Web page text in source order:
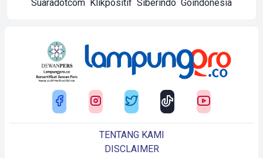
Suaradotcom Klikpositif Siberindo Goindonesia
TENTANG KAMI
DISCLAIMER